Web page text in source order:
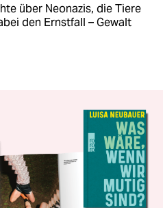
über Neonazis, die Tiere
den Ernstfall – Gewalt